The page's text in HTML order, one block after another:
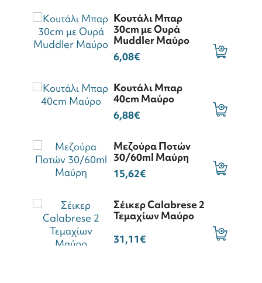
Κουτάλι Μπαρ
30cm με Ουρά
Muddler Μαύρο
6,08€
Κουτάλι Μπαρ
40cm Μαύρο
6,88€
Μεζούρα Ποτών
30/60ml Μαύρη
15,62€
Σέικερ Calabrese 2
Τεμαχίων Μαύρο
31,11€